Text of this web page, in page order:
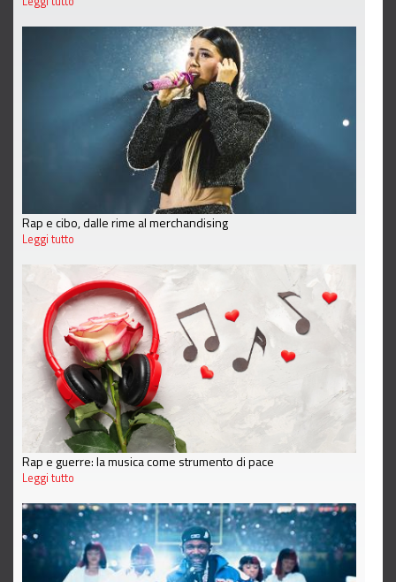
Rap e cibo, dalle rime al merchandising
Leggi tutto
Rap e guerre: la musica come strumento di pace
Leggi tutto